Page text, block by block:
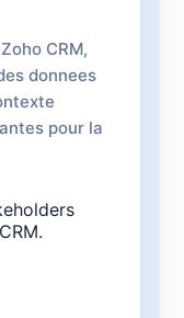
CRM,
donnees
pour la